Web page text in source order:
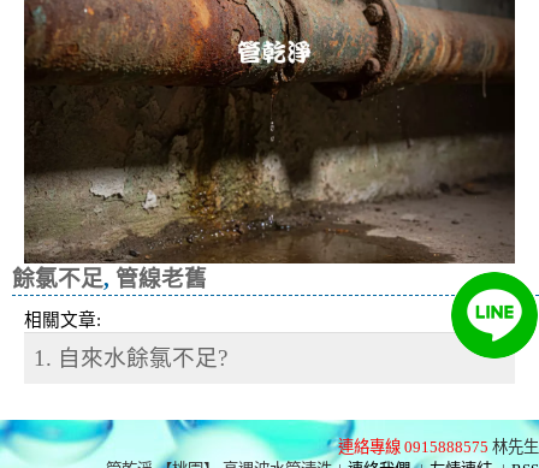
餘氯不足, 管線老舊
相關文章:
1. 自來水餘氯不足?
連絡專線 0915888575 林先生